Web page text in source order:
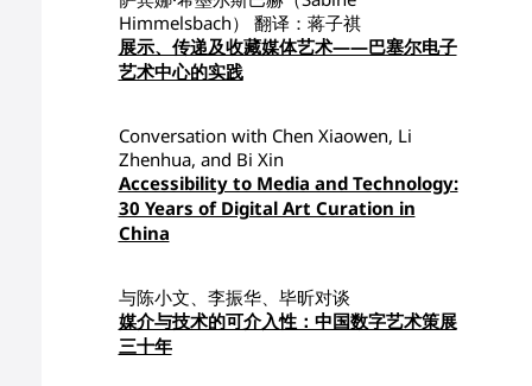
Himmelsbach） 翻译：蒋子祺
展示、传递及收藏媒体艺术——巴塞尔电子
艺术中心的实践
Conversation with Chen Xiaowen, Li
Zhenhua, and Bi Xin
Accessibility to Media and Technology:
30 Years of Digital Art Curation in
China
与陈小文、李振华、毕昕对谈
媒介与技术的可介入性：中国数字艺术策展
三十年